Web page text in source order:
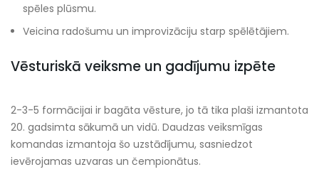
spēles plūsmu.
Veicina radošumu un improvizāciju starp spēlētājiem.
Vēsturiskā veiksme un gadījumu izpēte
2-3-5 formācijai ir bagāta vēsture, jo tā tika plaši izmantota
20. gadsimta sākumā un vidū. Daudzas veiksmīgas
komandas izmantoja šo uzstādījumu, sasniedzot
ievērojamas uzvaras un čempionātus.